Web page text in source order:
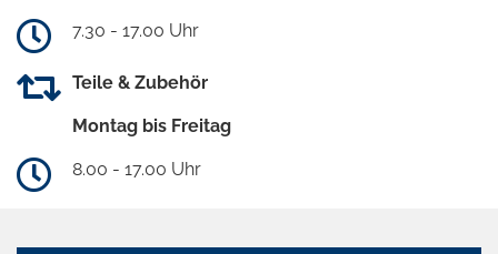
7.30 - 17.00 Uhr
Teile & Zubehör
Montag bis Freitag
8.00 - 17.00 Uhr